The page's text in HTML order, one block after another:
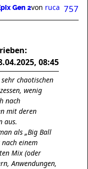
Gen 2 757
von ruca
08:45
chaotischen
wenig
nach
mit deren
aus.
als „Big Ball
nach einem
Mix (oder
Anwendungen,